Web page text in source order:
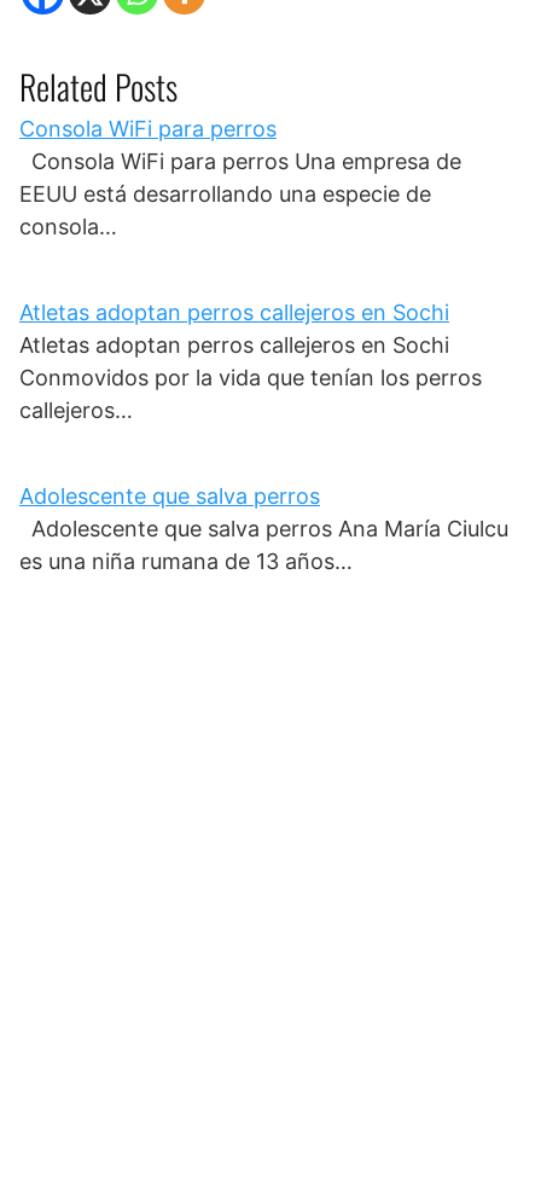
Related Posts
Consola WiFi para perros
Consola WiFi para perros Una empresa de
EEUU está desarrollando una especie de
consola…
Atletas adoptan perros callejeros en Sochi
Atletas adoptan perros callejeros en Sochi
Conmovidos por la vida que tenían los perros
callejeros…
Adolescente que salva perros
Adolescente que salva perros Ana María Ciulcu
es una niña rumana de 13 años…